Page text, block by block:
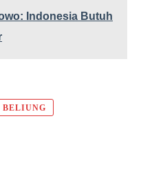
Indonesia Butuh
BELIUNG